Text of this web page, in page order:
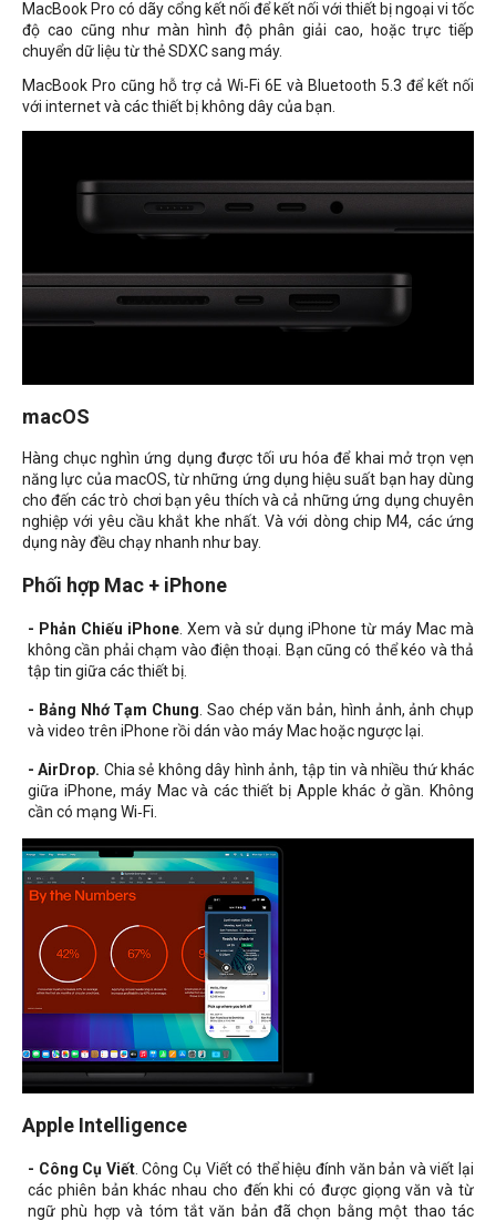
MacBook Pro có dãy cổng kết nối để kết nối với thiết bị ngoại vi tốc
độ cao cũng như màn hình độ phân giải cao, hoặc trực tiếp
chuyển dữ liệu từ thẻ SDXC sang máy.
MacBook Pro cũng hỗ trợ cả Wi‑Fi 6E và Bluetooth 5.3 để kết nối
với internet và các thiết bị không dây của bạn.
macOS
Hàng chục nghìn ứng dụng được tối ưu hóa để khai mở trọn vẹn
năng lực của macOS, từ những ứng dụng hiệu suất bạn hay dùng
cho đến các trò chơi bạn yêu thích và cả những ứng dụng chuyên
nghiệp với yêu cầu khắt khe nhất. Và với dòng chip M4, các ứng
dụng này đều chạy nhanh như bay.
Phối hợp Mac + iPhone
- Phản Chiếu iPhone . Xem và sử dụng iPhone từ máy Mac mà
không cần phải chạm vào điện thoại. Bạn cũng có thể kéo và thả
tập tin giữa các thiết bị.
- Bảng Nhớ Tạm Chung . Sao chép văn bản, hình ảnh, ảnh chụp
và video trên iPhone rồi dán vào máy Mac hoặc ngược lại.
- AirDrop. Chia sẻ không dây hình ảnh, tập tin và nhiều thứ khác
giữa iPhone, máy Mac và các thiết bị Apple khác ở gần. Không
cần có mạng Wi‑Fi.
Apple Intelligence
- Công Cụ Viết. Công Cụ Viết có thể hiệu đính văn bản và viết lại
các phiên bản khác nhau cho đến khi có được giọng văn và từ
ngữ phù hợp và tóm tắt văn bản đã chọn bằng một thao tác